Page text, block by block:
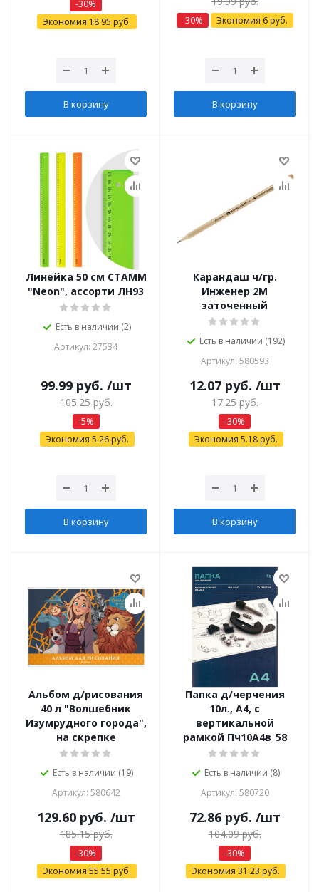
-30%
Экономия 18.95 руб.
В корзину
-30% Экономия 6руб.
В корзину
Линейка 50 см СТАММ
"Neon", ассорти ЛН93
Есть в наличии (2)
Артикул: 27534
99.99руб. /шт
105.25руб.
-5%
Экономия 5.26руб.
В корзину
Карандаш ч/гр.
Инженер 2М
заточенный
Есть в наличии (192)
Артикул: 580593
12.07руб. /шт
17.25руб.
-30%
Экономия 5.18руб.
В корзину
Альбом д/рисования
40 л "Волшебник
Изумрудного города",
на скрепке
Есть в наличии (19)
Артикул: 580642
129.60руб. /шт
185.15руб.
-30%
Экономия 55.55 руб.
Папка д/черчения
10л., А4, с
вертикальной
рамкой Пч10А4в_58
Есть в наличии (8)
Артикул: 580720
72.86руб. /шт
104.09руб.
-30%
Экономия 31.23 руб.